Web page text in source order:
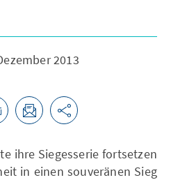
2013
ihre Siegesserie fortsetzen
in einen souveränen Sieg